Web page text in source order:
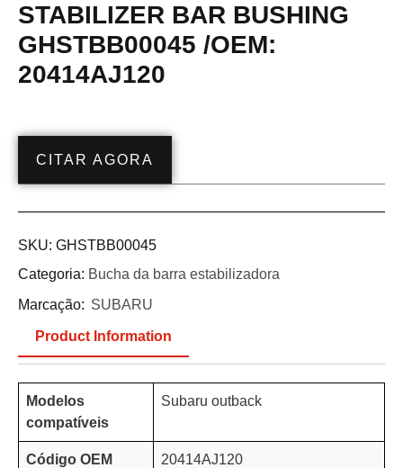
STABILIZER BAR BUSHING
GHSTBB00045 /OEM:
20414AJ120
CITAR AGORA
SKU: GHSTBB00045
Categoria: Bucha da barra estabilizadora
Marcação: SUBARU
Product Information
Modelos
compatíveis
Subaru outback
Código OEM 20414AJ120